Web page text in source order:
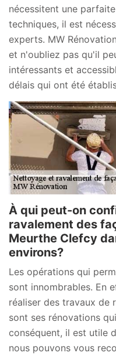
nécessitent une
techniques, il est
experts. MW
et n'oubliez pas qu'il
intéressants et
délais qui ont été
À qui peut-on
ravalement des
Meurthe Clefcy
environs?
Les opérations qui
sont innombrables. En
réaliser des travaux de
sont ses rénovations
conséquent, il est utile
nous pouvons vous